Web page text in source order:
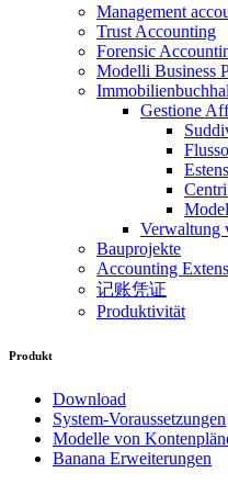
Management
Trust Accounting
Forensic
Modelli Business
Gestione
Verwaltung
Bauprojekte
Accounting
记账凭证
Produktivität
Produkt
Download
System-Voraussetzungen
Modelle von
Banana Erweiterungen